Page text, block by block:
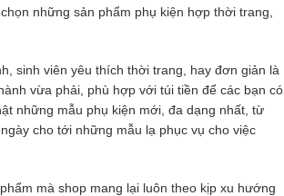
những sản phẩm phụ kiện hợp thời trang,
sinh viên yêu thích thời trang, hay đơn giản là
vừa phải, phù hợp với túi tiền để các bạn có
những mẫu phụ kiện mới, đa dạng nhất, từ
cho tới những mẫu lạ phục vụ cho việc
mà shop mang lại luôn theo kịp xu hướng